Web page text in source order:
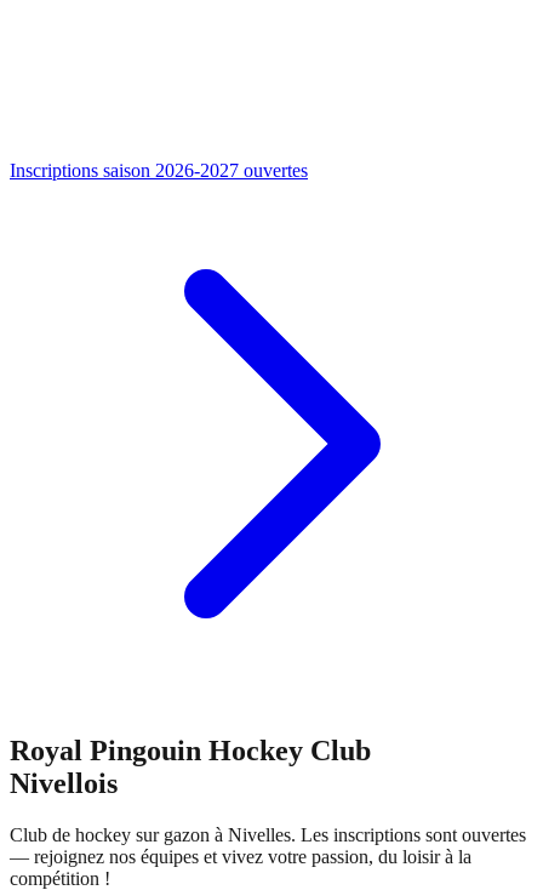
Inscriptions saison 2026-2027 ouvertes
Royal Pingouin Hockey Club
Nivellois
Club de hockey sur gazon à Nivelles. Les inscriptions sont ouvertes
— rejoignez nos équipes et vivez votre passion, du loisir à la
compétition !